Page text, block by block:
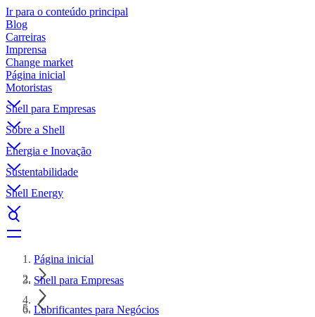
Ir para o conteúdo principal
Blog
Carreiras
Imprensa
Change market
Página inicial
Motoristas
Shell para Empresas
Sobre a Shell
Energia e Inovação
Sustentabilidade
Shell Energy
Página inicial
Shell para Empresas
Lubrificantes para Negócios